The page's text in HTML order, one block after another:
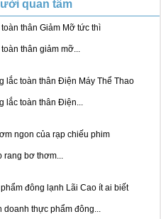
quan tâm
thân Giảm Mỡ tức thì
thân giảm mỡ...
lắc toàn thân Điện Máy Thể Thao
lắc toàn thân Điện...
ngon của rạp chiếu phim
rang bơ thơm...
đông lạnh Lãi Cao ít ai biết
doanh thực phẩm đông...